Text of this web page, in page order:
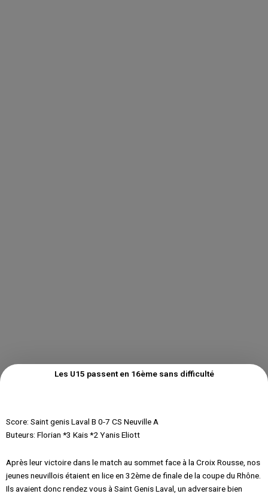
Les U15 passent en 16ème sans difficulté
Score: Saint genis Laval B 0-7 CS Neuville A
Buteurs: Florian *3 Kais *2 Yanis Eliott
Après leur victoire dans le match au sommet face à la Croix Rousse, nos
jeunes neuvillois étaient en lice en 32ème de finale de la coupe du Rhône.
Ils avaient donc rendez vous à Saint Genis Laval, un adversaire bien